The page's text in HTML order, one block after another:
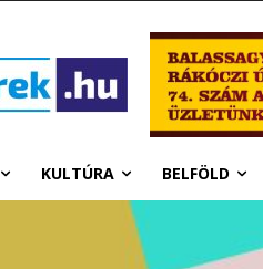
KULTÚRA BELFÖLD